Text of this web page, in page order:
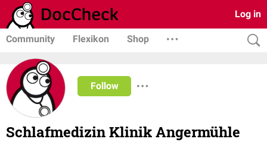
Log in
Community Flexikon Shop
Follow
Schlafmedizin Klinik Angermühle